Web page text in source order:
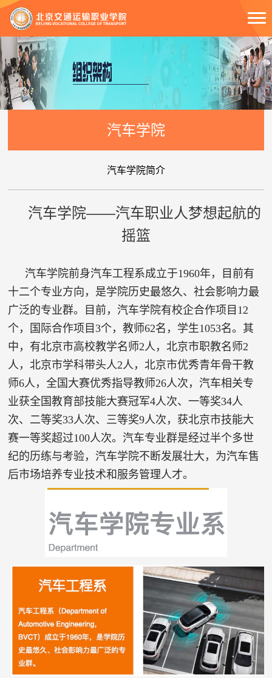
汽车学院
汽车学院简介
汽车学院——汽车职业人梦想起航的
摇篮
汽车学院前身汽车工程系成立于1960年，目前有
十二个专业方向，是学院历史最悠久、社会影响力最
广泛的专业群。目前，汽车学院有校企合作项目12
个，国际合作项目3个，教师62名，学生1053名。其
中，有北京市高校教学名师2人，北京市职教名师2
人，北京市学科带头人2人，北京市优秀青年骨干教
师6人，全国大赛优秀指导教师26人次，汽车相关专
业获全国教育部技能大赛冠军4人次、一等奖34人
次、二等奖33人次、三等奖9人次，获北京市技能大
赛一等奖超过100人次。汽车专业群是经过半个多世
纪的历练与考验，汽车学院不断发展壮大，为汽车售
后市场培养专业技术和服务管理人才。